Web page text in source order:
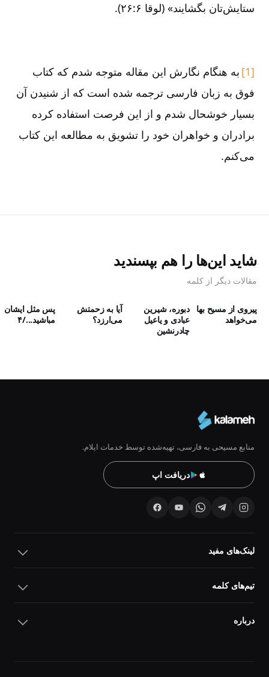
ستایش‌‌تان بگشایند» (لوقا ۶:‏۲۶).
[1]
به هنگام نگارش این مقاله متوجه شدم که کتاب
فوق به زبان فارسی ترجمه شده است که از شنیدن آن
بسیار خوشحال شدم و از این فرصت استفاده کرده
برادران و خواهران خود را تشویق به مطالعه این کتاب
می‌‌کنم.
شاید این‌ها را هم بپسندید
مقالات دیگر از کلمه
پیروی از مسیح بها
می‌خواهد
دبوره، شیرین
عبادی و یاعیل
چادرنشین
آیا به زحمتش
می‌ارزد؟
پس مثل ایشان
مباشید.../۴
منابع مسیحی به فارسی، تهیه‌شده توسط خدمات ایلام.
دریافت اپ
لینک‌های مفید
تیم‌های کلمه
درباره